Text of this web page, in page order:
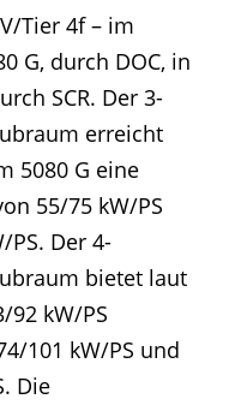
Tier 4f – im
G, durch DOC, in
SCR. Der 3-
erreicht
5080 G eine
55/75 kW/PS
PS. Der 4-
bietet laut
92 kW/PS
101 kW/PS und
Die